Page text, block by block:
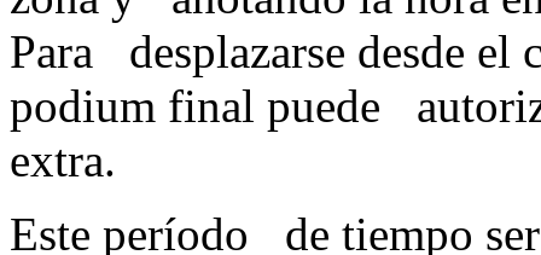
Para desplazarse desde el
podium final puede
extra.
Este período de tiempo